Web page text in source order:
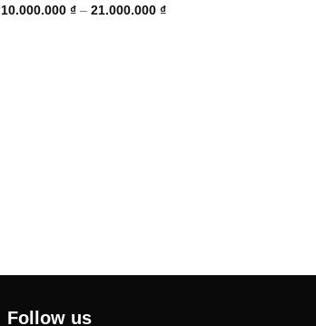
10.000.000 ₫ – 21.000.000 ₫Khoảng
Follow us